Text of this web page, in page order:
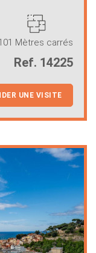
Mètres carrés
Ref. 14225
UNE VISITE